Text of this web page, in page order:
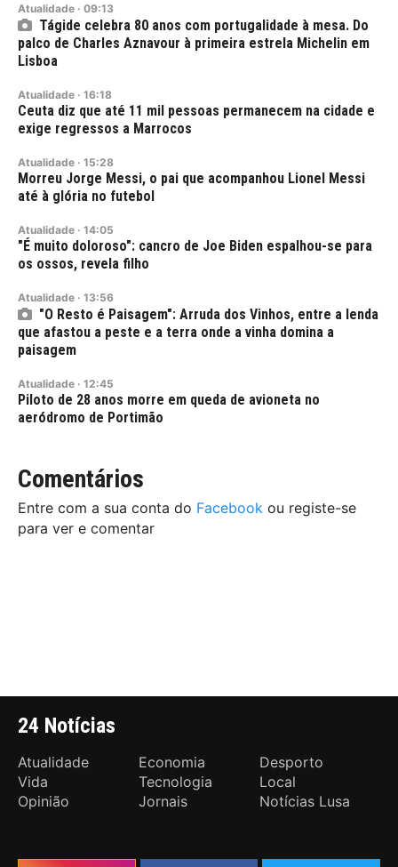
Atualidade · 09:13
Tágide celebra 80 anos com portugalidade à mesa. Do
palco de Charles Aznavour à primeira estrela Michelin em
Lisboa
Atualidade · 16:18
Ceuta diz que até 11 mil pessoas permanecem na cidade e
exige regressos a Marrocos
Atualidade · 15:28
Morreu Jorge Messi, o pai que acompanhou Lionel Messi
até à glória no futebol
Atualidade · 14:05
"É muito doloroso": cancro de Joe Biden espalhou-se para
os ossos, revela filho
Atualidade · 13:56
"O Resto é Paisagem": Arruda dos Vinhos, entre a lenda
que afastou a peste e a terra onde a vinha domina a
paisagem
Atualidade · 12:45
Piloto de 28 anos morre em queda de avioneta no
aeródromo de Portimão
Comentários
Entre com a sua conta do Facebook ou registe-se
para ver e comentar
24 Notícias
Atualidade Economia
Desporto
Vida
Tecnologia
Local
Opinião
Jornais Notícias Lusa